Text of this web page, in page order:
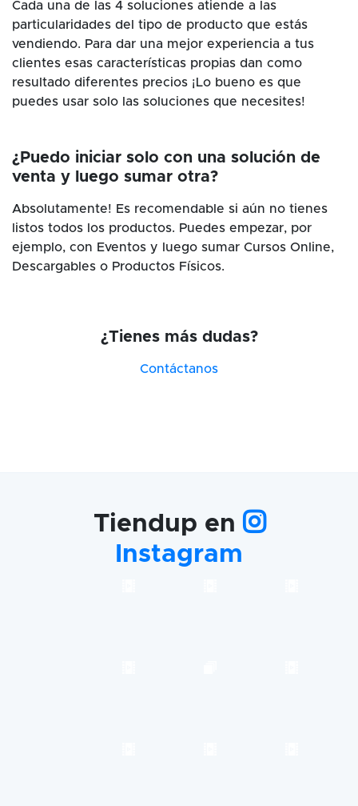
Cada una de las 4 soluciones atiende a las
particularidades del tipo de producto que estás
vendiendo. Para dar una mejor experiencia a tus
clientes esas características propias dan como
resultado diferentes precios ¡Lo bueno es que
puedes usar solo las soluciones que necesites!
¿Puedo iniciar solo con una solución de
venta y luego sumar otra?
Absolutamente! Es recomendable si aún no tienes
listos todos los productos. Puedes empezar, por
ejemplo, con Eventos y luego sumar Cursos Online,
Descargables o Productos Físicos.
¿Tienes más dudas?
Contáctanos
Tiendup en
Instagram